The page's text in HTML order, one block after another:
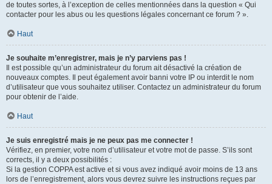
de toutes sortes, à l’exception de celles mentionnées dans la question « Qui
contacter pour les abus ou les questions légales concernant ce forum ? ».
Haut
Je souhaite m’enregistrer, mais je n’y parviens pas !
Il est possible qu’un administrateur du forum ait désactivé la création de
nouveaux comptes. Il peut également avoir banni votre IP ou interdit le nom
d’utilisateur que vous souhaitez utiliser. Contactez un administrateur du forum
pour obtenir de l’aide.
Haut
Je suis enregistré mais je ne peux pas me connecter !
Vérifiez, en premier, votre nom d’utilisateur et votre mot de passe. S’ils sont
corrects, il y a deux possibilités :
Si la gestion COPPA est active et si vous avez indiqué avoir moins de 13 ans
lors de l’enregistrement, alors vous devrez suivre les instructions reçues par